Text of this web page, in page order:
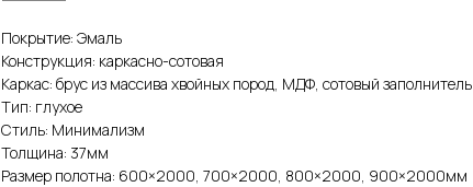
Покрытие: Эмаль
Конструкция: каркасно-сотовая
Каркас: брус из массива хвойных пород, МДФ, сотовый заполнитель
Тип: глухое
Стиль: Минимализм
Толщина: 37мм
Размер полотна: 600×2000, 700×2000, 800×2000, 900×2000мм